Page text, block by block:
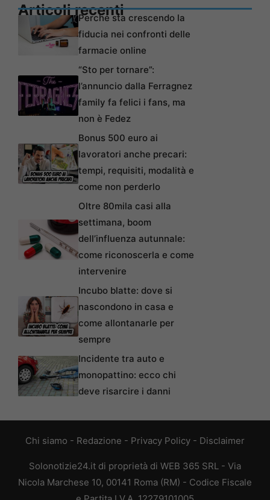
Articoli recentiPerché sta crescendo la
fiducia nei confronti delle
farmacie online
“Sto per tornare”:
l’annuncio dalla Ferragnez
family fa felici i fans, ma
non è Fedez
Bonus 500 euro ai
lavoratori anche precari:
tempi, requisiti, modalità e
come non perderlo
Oltre 80mila casi alla
settimana, boom
dell’influenza autunnale:
come riconoscerla e come
intervenire
Incubo blatte: dove si
nascondono in casa e
come allontanarle per
sempre
Incidente tra auto e
monopattino: ecco chi
deve risarcire i danni
Chi siamo - Redazione - Privacy Policy - Disclaimer
Solonotizie24.it di proprietà di WEB 365 SRL - Via
Nicola Marchese 10, 00141 Roma (RM) - Codice Fiscale